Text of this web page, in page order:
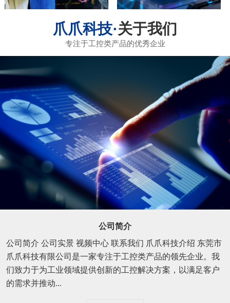
关于我们
公司简介
公司简介 公司实景 视频中心 联系我们 爪爪科技介绍 东莞市
爪爪科技有限公司是一家专注于工控类产品的领先企业。我
们致力于为工业领域提供创新的工控解决方案，以满足客户
的需求并推动...